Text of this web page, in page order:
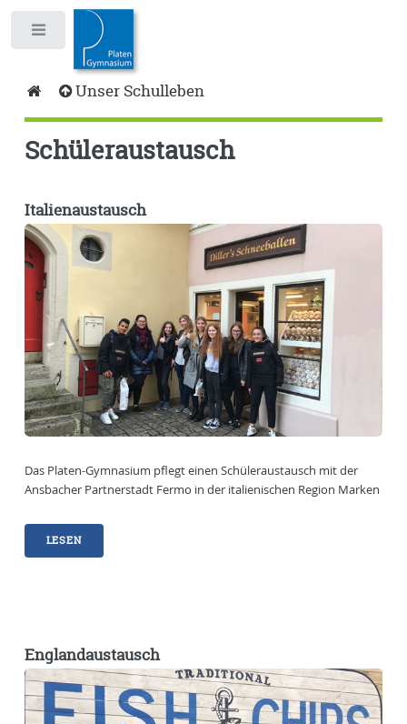
Unser Schulleben
Schüleraustausch
Italienaustausch
Das Platen-Gymnasium pflegt einen Schüleraustausch mit der
Ansbacher Partnerstadt Fermo in der italienischen Region Marken
LESEN
Englandaustausch
Toggle